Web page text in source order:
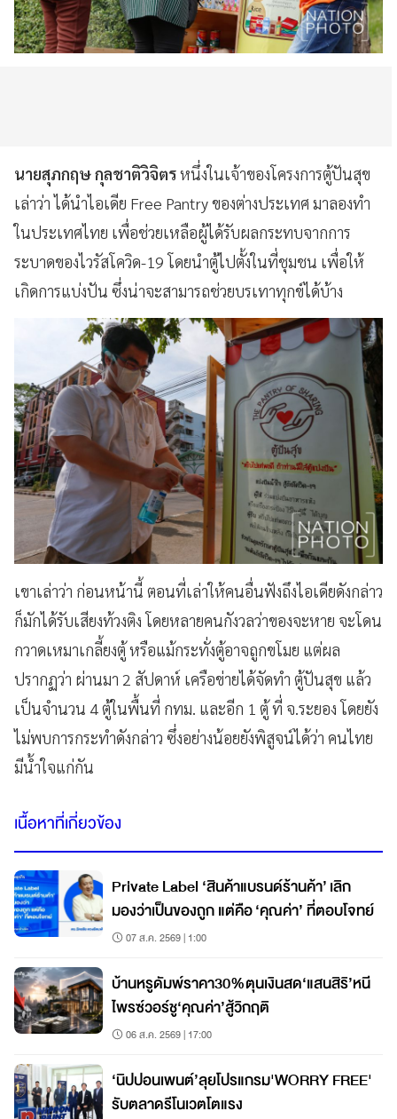
นายสุภกฤษ กุลชาติวิจิตรหนึ่งในเจ้าของโครงการตู้ปันสุข
เล่าว่า ได้นำไอเดีย Free Pantry ของต่างประเทศ มาลองทำ
ในประเทศไทย เพื่อช่วยเหลือผู้ได้รับผลกระทบจากการ
ระบาดของไวรัสโควิด-19 โดยนำตู้ไปตั้งในที่ชุมชน เพื่อให้
เกิดการแบ่งปัน ซึ่งน่าจะสามารถช่วยบรเทาทุกข์ได้บ้าง
เขาเล่าว่า ก่อนหน้านี้ ตอนที่เล่าให้คนอื่นฟังถึงไอเดียดังกล่าว
ก็มักได้รับเสียงท้วงติง โดยหลายคนกังวลว่าของจะหาย จะโดน
กวาดเหมาเกลี้ยงตู้ หรือแม้กระทั่งตู้อาจถูกขโมย แต่ผล
ปรากฏว่า ผ่านมา 2 สัปดาห์ เครือข่ายได้จัดทำ ตู้ปันสุข แล้ว
เป็นจำนวน 4 ตู้ในพื้นที่ กทม. และอีก 1 ตู้ ที่ จ.ระยอง โดยยัง
ไม่พบการกระทำดังกล่าว ซึ่งอย่างน้อยยังพิสูจน์ได้ว่า คนไทย
มีน้ำใจแก่กัน
เนื้อหาที่เกี่ยวข้อง
Private Label ‘สินค้าแบรนด์ร้านค้า’ เลิก
มองว่าเป็นของถูก แต่คือ ‘คุณค่า’ ที่ตอบโจทย์
07 ส.ค. 2569 | 1:00
บ้านหรูดัมพ์ราคา30%ตุนเงินสด‘แสนสิริ’หนี
ไพรซ์วอร์ชู‘คุณค่า’สู้วิกฤติ
06 ส.ค. 2569 | 17:00
‘นิปปอนเพนต์’ลุยโปรแกรม'WORRY FREE'
รับตลาดรีโนเวตโตแรง